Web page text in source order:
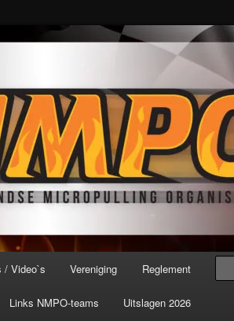
Organisatie
/ Video`s Vereniging Reglement
Links NMPO-teams Uitslagen 2026